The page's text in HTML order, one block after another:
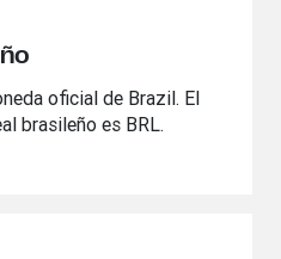
oficial de Brazil. El
brasileño es BRL.